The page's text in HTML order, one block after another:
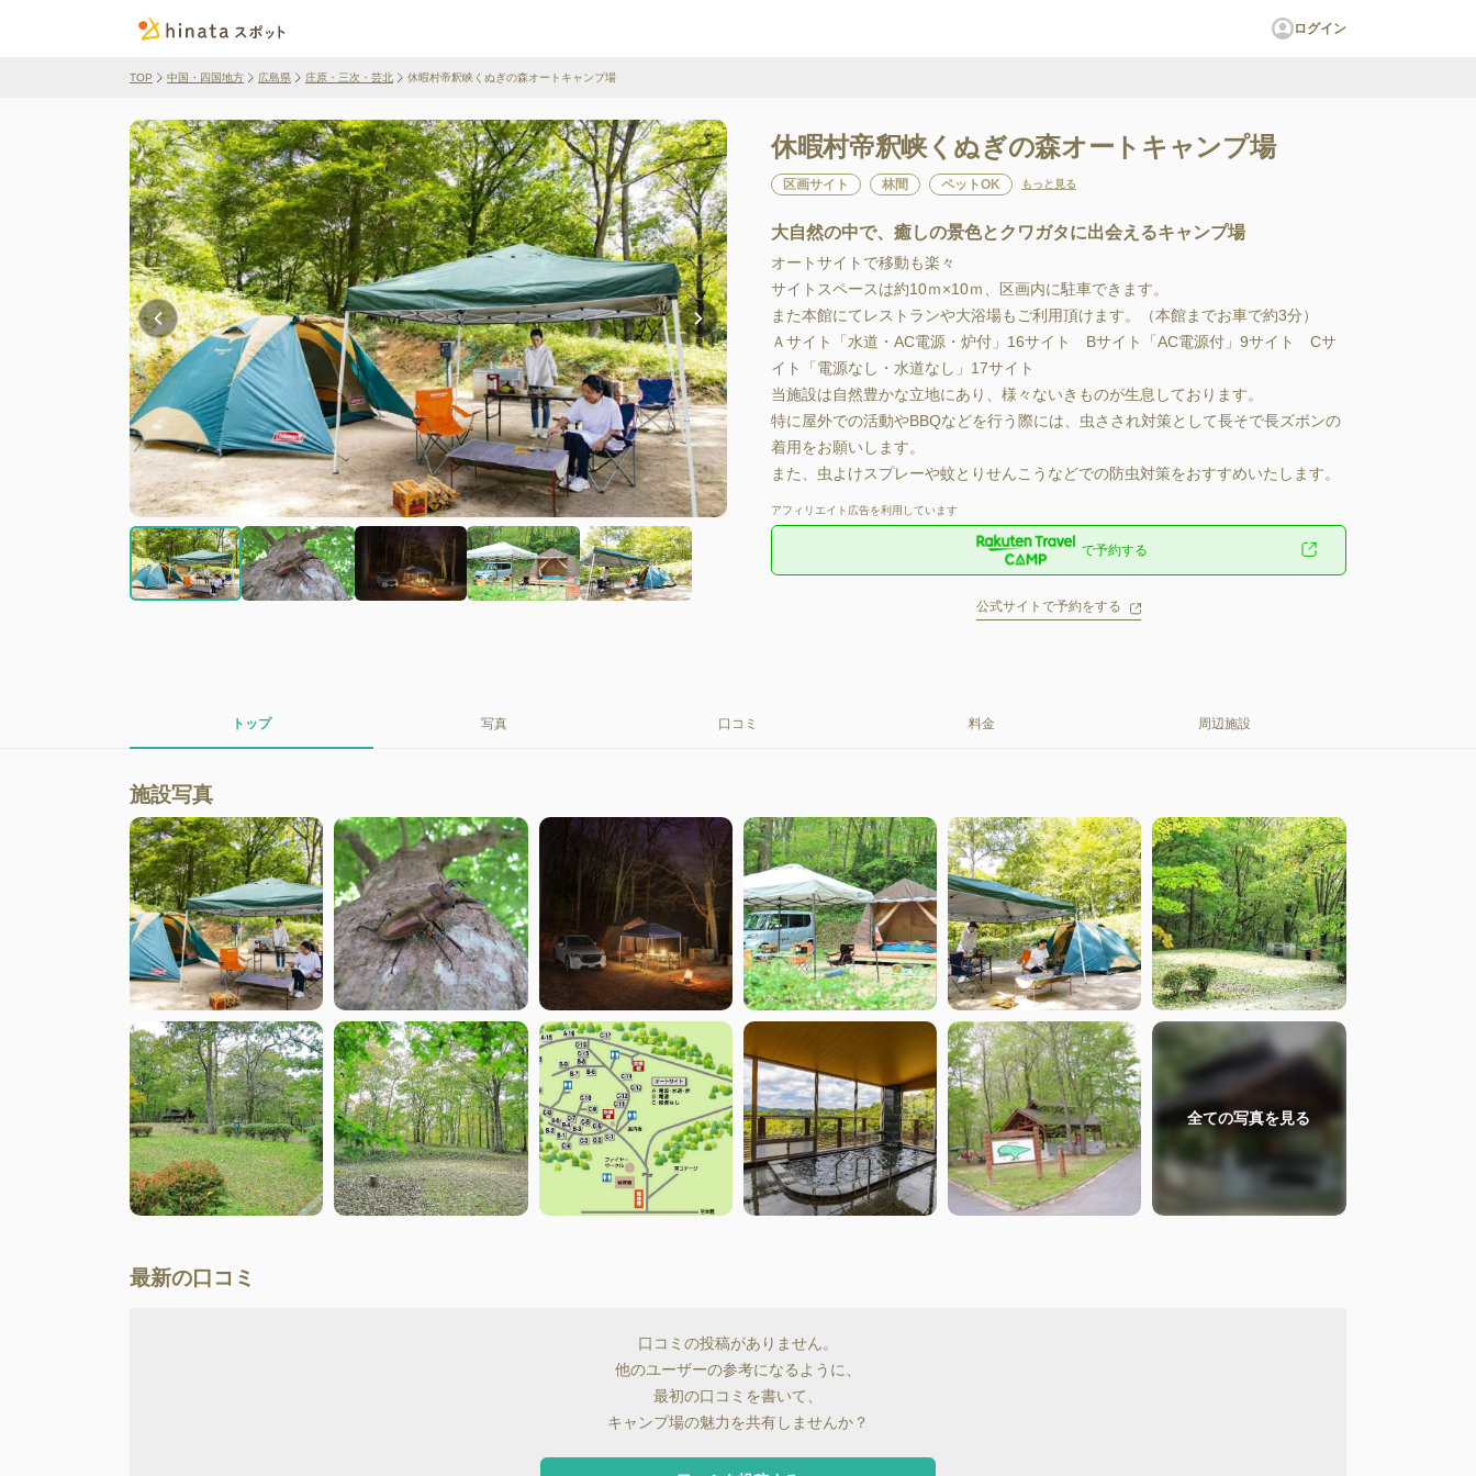
ログイン
TOP 中国・四国地方 広島県 庄原・三次・芸北 休暇村帝釈峡くぬぎの森オートキャンプ場
休暇村帝釈峡くぬぎの森オートキャンプ場
区画サイト 林間 ペットOK もっと見る
大自然の中で、癒しの景色とクワガタに出会えるキャンプ場
オートサイトで移動も楽々
サイトスペースは約10ｍ×10ｍ、区画内に駐車できます。
また本館にてレストランや大浴場もご利用頂けます。（本館までお車で約3分）
Ａサイト「水道・AC電源・炉付」16サイト　Bサイト「AC電源付」9サイト　Cサ
イト「電源なし・水道なし」17サイト
当施設は自然豊かな立地にあり、様々ないきものが生息しております。
特に屋外での活動やBBQなどを行う際には、虫さされ対策として長そで長ズボンの
着用をお願いします。
また、虫よけスプレーや蚊とりせんこうなどでの防虫対策をおすすめいたします。
アフィリエイト広告を利用しています
で予約する
公式サイトで予約をする
トップ 写真 口コミ 料金 周辺施設
施設写真
全ての写真を見る
最新の口コミ
口コミの投稿がありません。
他のユーザーの参考になるように、
最初の口コミを書いて、
キャンプ場の魅力を共有しませんか？